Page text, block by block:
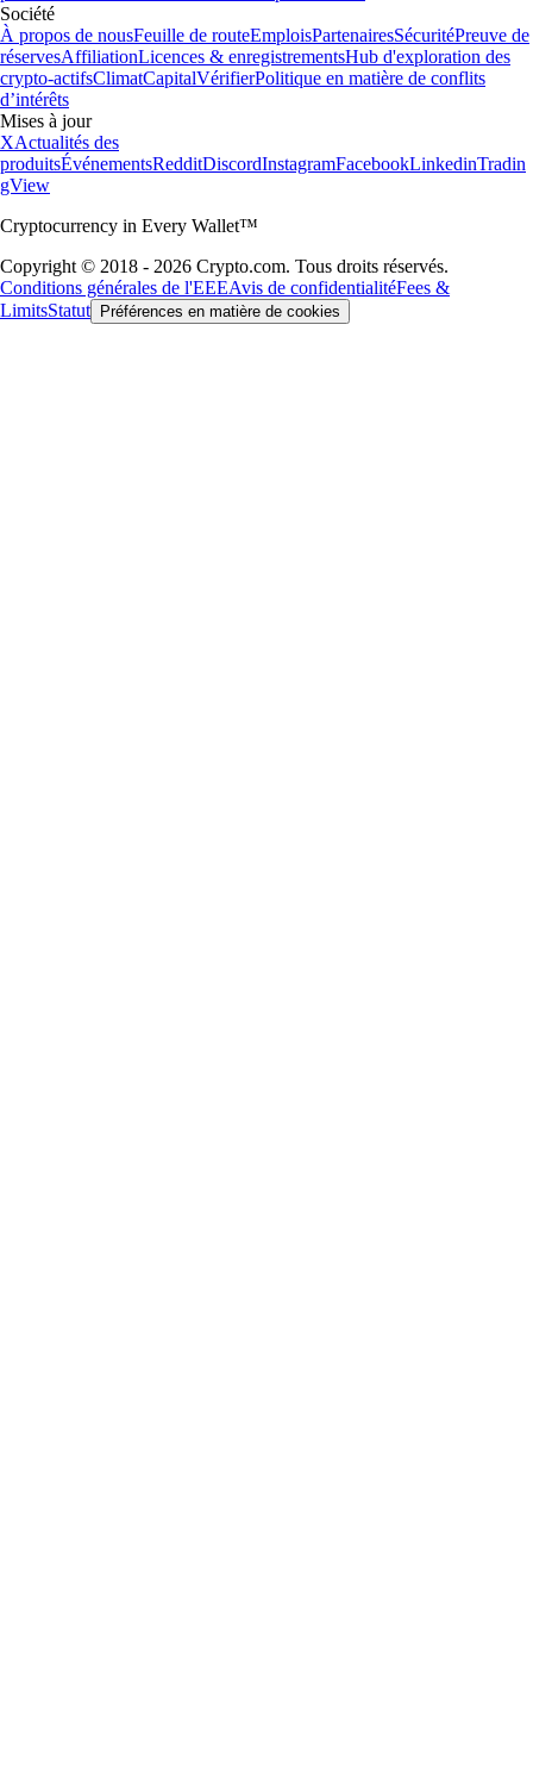
Société
À propos de nousFeuille de routeEmploisPartenairesSécuritéPreuve de
réservesAffiliationLicences & enregistrementsHub d'exploration des
crypto-actifsClimatCapitalVérifierPolitique en matière de conflits
d’intérêts
Mises à jour
XActualités des
produitsÉvénementsRedditDiscordInstagramFacebookLinkedinTradin
gView
Cryptocurrency in Every Wallet™
Copyright © 2018 - 2026 Crypto.com. Tous droits réservés.
Conditions générales de l'EEEAvis de confidentialitéFees &
LimitsStatut Préférences en matière de cookies